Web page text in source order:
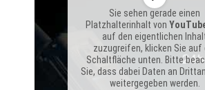
Sie sehen gerade einen
Platzhalterinhalt von
auf den eigentlichen
zuzugreifen, klicken Sie auf
Schaltfläche unten. Bitte
Sie, dass dabei Daten an
weitergegeben werden.